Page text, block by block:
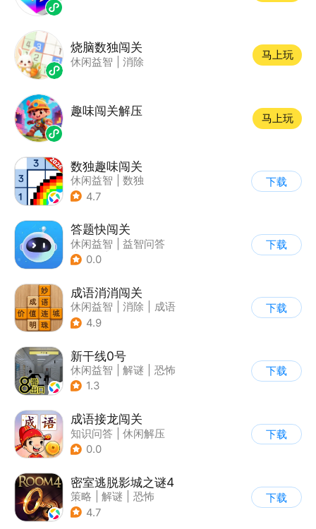
烧脑数独闯关
休闲益智 消除
马上玩
趣味闯关解压
马上玩
数独趣味闯关
休闲益智
数独
| 云步互娱
4.7
下载
答题快闯关
休闲益智
益智问答
| 文化
0.0
下载
成语消消闯关
休闲益智 消除
成语
4.9
下载
新干线0号
休闲益智 解谜
恐怖
| 写实
1.3
下载
成语接龙闯关
知识问答
休闲解压
0.0
下载
密室逃脱影城之谜4
策略 解谜
恐怖
| 密室逃脱
4.7
下载